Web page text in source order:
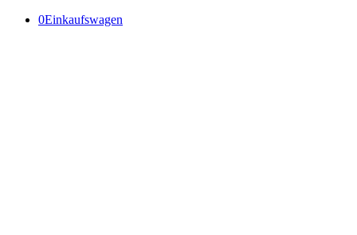
0Einkaufswagen